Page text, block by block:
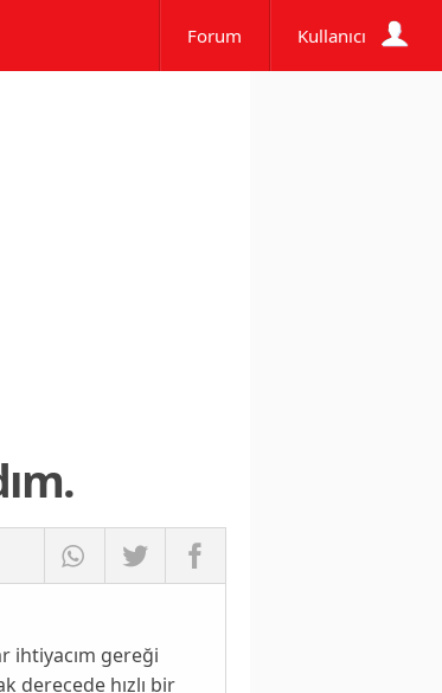
Forum Kullanıcı
ihtiyacım gereği
derecede hızlı bir